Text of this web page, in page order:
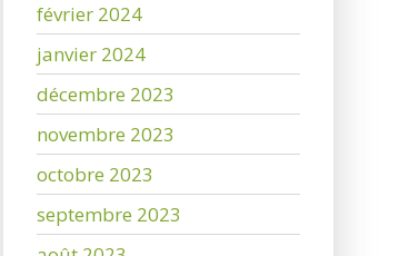
février 2024
janvier 2024
décembre 2023
novembre 2023
octobre 2023
septembre 2023